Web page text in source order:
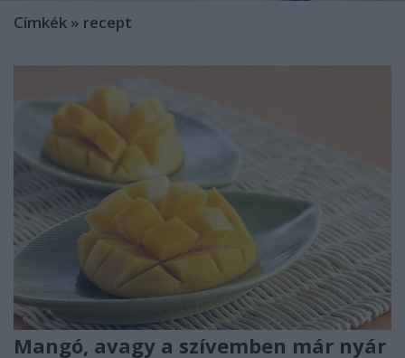
Címkék » recept
Mangó, avagy a szívemben már nyár